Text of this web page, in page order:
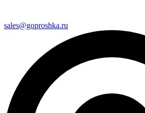
sales@goproshka.ru